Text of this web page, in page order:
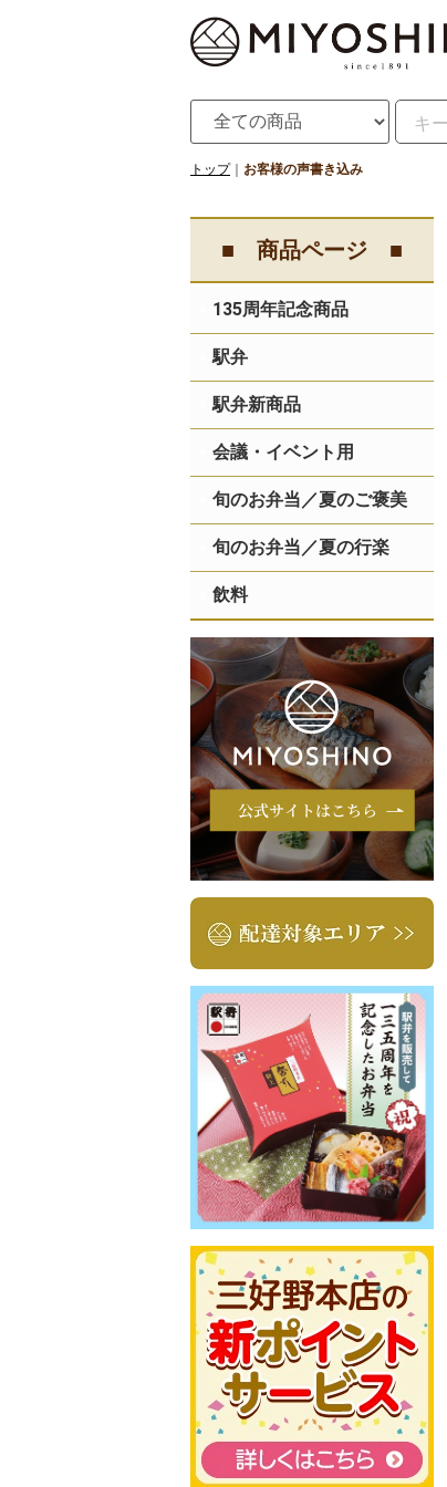
トップ お客様の声書き込み
■ 商品ページ ■
135周年記念商品
駅弁
駅弁新商品
会議・イベント用
旬のお弁当／夏のご褒美
旬のお弁当／夏の行楽
飲料